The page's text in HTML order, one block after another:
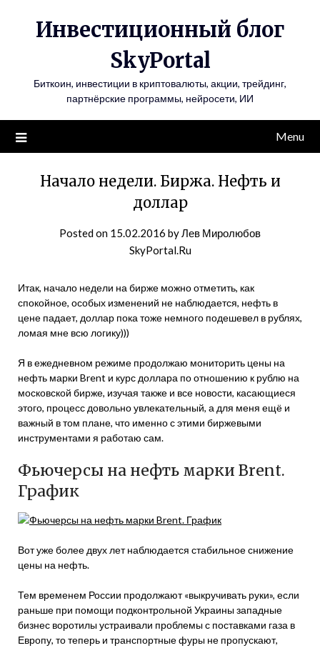
Инвестиционный блог
SkyPortal
Биткоин, инвестиции в криптовалюты, акции, трейдинг,
партнёрские программы, нейросети, ИИ
Menu
Начало недели. Биржа. Нефть и
доллар
Posted on 15.02.2016 byЛев Миролюбов
SkyPortal.Ru
Итак, начало недели на бирже можно отметить, как
спокойное, особых изменений не наблюдается, нефть в
цене падает, доллар пока тоже немного подешевел в рублях,
ломая мне всю логику)))
Я в ежедневном режиме продолжаю мониторить цены на
нефть марки Brent и курс доллара по отношению к рублю на
московской бирже, изучая также и все новости, касающиеся
этого, процесс довольно увлекательный, а для меня ещё и
важный в том плане, что именно с этими биржевыми
инструментами я работаю сам.
Фьючерсы на нефть марки Brent.
График
Вот уже более двух лет наблюдается стабильное снижение
цены на нефть.
Тем временем России продолжают «выкручивать руки», если
раньше при помощи подконтрольной Украины западные
бизнес воротилы устраивали проблемы с поставками газа в
Европу, то теперь и транспортные фуры не пропускают,